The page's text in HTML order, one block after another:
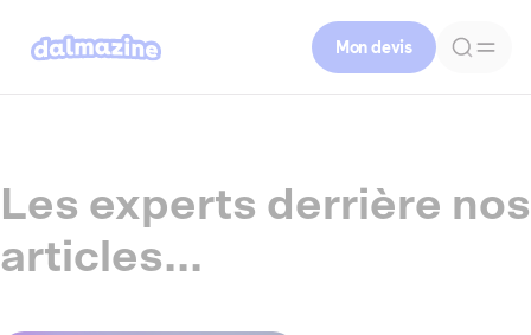
Mon devis
Les experts derrière nos
articles...